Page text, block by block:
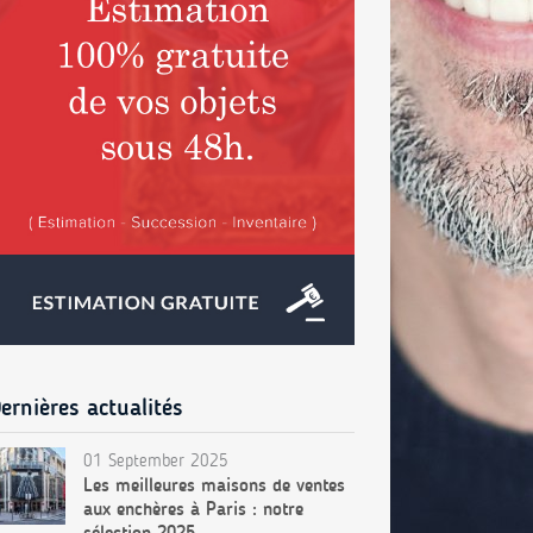
actualités
01 September 2025
Les meilleures maisons de ventes
aux enchères à Paris : notre